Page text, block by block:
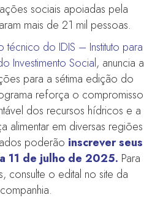
sociais apoiadas pela
mais de 21 mil pessoas.
técnico do IDIS – Instituto para
Investimento Social, anuncia a
para a sétima edição do
reforça o compromisso
dos recursos hídricos e a
alimentar em diversas regiões
poderão inscrever seus
11 de julho de 2025. Para
consulte o edital no site da
companhia.